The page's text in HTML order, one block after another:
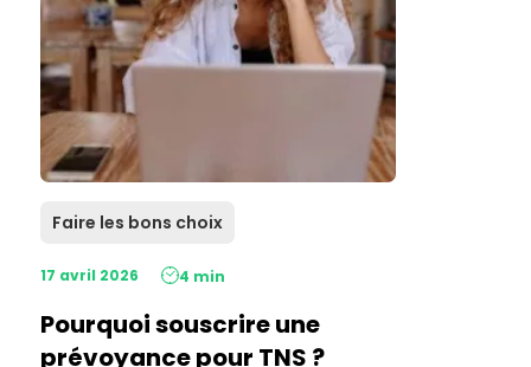
Faire les bons choix
17 avril 2026 4 min
Pourquoi souscrire une
prévoyance pour TNS ?